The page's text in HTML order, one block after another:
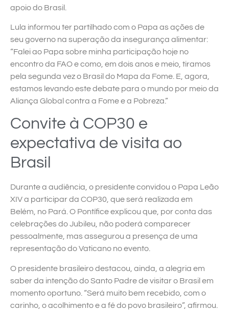
apoio do Brasil.
Lula informou ter partilhado com o Papa as ações de
seu governo na superação da insegurança alimentar:
“Falei ao Papa sobre minha participação hoje no
encontro da FAO e como, em dois anos e meio, tiramos
pela segunda vez o Brasil do Mapa da Fome. E, agora,
estamos levando este debate para o mundo por meio da
Aliança Global contra a Fome e a Pobreza.”
Convite à COP30 e
expectativa de visita ao
Brasil
Durante a audiência, o presidente convidou o Papa Leão
XIV a participar da COP30, que será realizada em
Belém, no Pará. O Pontífice explicou que, por conta das
celebrações do Jubileu, não poderá comparecer
pessoalmente, mas assegurou a presença de uma
representação do Vaticano no evento.
O presidente brasileiro destacou, ainda, a alegria em
saber da intenção do Santo Padre de visitar o Brasil em
momento oportuno. “Será muito bem recebido, com o
carinho, o acolhimento e a fé do povo brasileiro”, afirmou.